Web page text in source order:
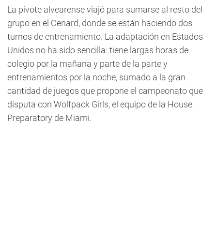
La pivote alvearense viajó para sumarse al resto del
grupo en el Cenard, donde se están haciendo dos
turnos de entrenamiento. La adaptación en Estados
Unidos no ha sido sencilla: tiene largas horas de
colegio por la mañana y parte de la parte y
entrenamientos por la noche, sumado a la gran
cantidad de juegos que propone el campeonato que
disputa con Wolfpack Girls, el equipo de la House
Preparatory de Miami.